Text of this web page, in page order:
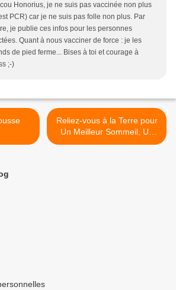
Honorius, je ne suis pas vaccinée non plus
PCR) car je ne suis pas folle non plus. Par
je publie ces infos pour les personnes
Quant à nous vacciner de force : je les
de pied ferme... Bises à toi et courage à
;-)
Reliez-vous à la Terre pour
Un Meilleur Sommeil, Un
Bien-être Naturel et Une